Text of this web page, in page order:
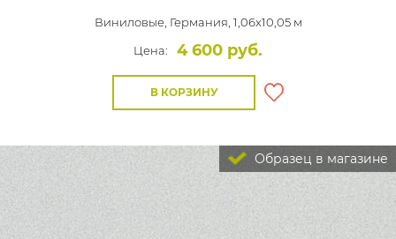
Виниловые, Германия, 1,06x10,05 м
Цена:
4 600 руб.
В КОРЗИНУ
Образец в магазине